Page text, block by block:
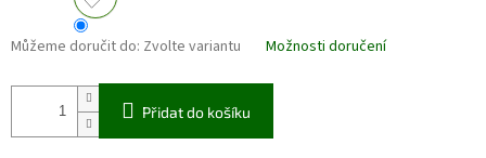
Můžeme doručit do: Zvolte variantu Možnosti doručení
Přidat do košíku